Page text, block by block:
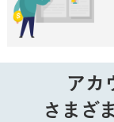
アカ
さまざ